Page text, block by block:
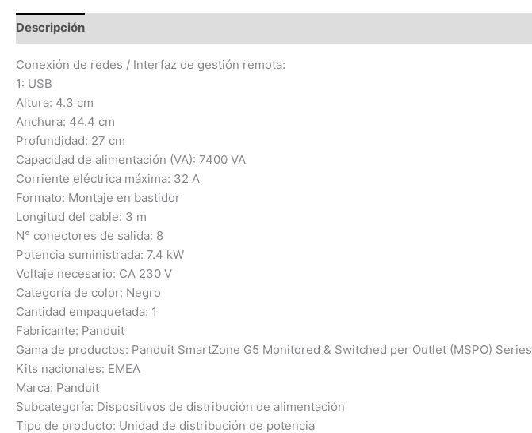
Descripción
Conexión de redes / Interfaz de gestión remota:
1: USB
Altura: 4.3 cm
Anchura: 44.4 cm
Profundidad: 27 cm
Capacidad de alimentación (VA): 7400 VA
Corriente eléctrica máxima: 32 A
Formato: Montaje en bastidor
Longitud del cable: 3 m
N° conectores de salida: 8
Potencia suministrada: 7.4 kW
Voltaje necesario: CA 230 V
Categoría de color: Negro
Cantidad empaquetada: 1
Fabricante: Panduit
Gama de productos: Panduit SmartZone G5 Monitored & Switched per Outlet (MSPO) Series
Kits nacionales: EMEA
Marca: Panduit
Subcategoría: Dispositivos de distribución de alimentación
Tipo de producto: Unidad de distribución de potencia